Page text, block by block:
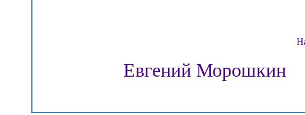
Евгений Морошкин